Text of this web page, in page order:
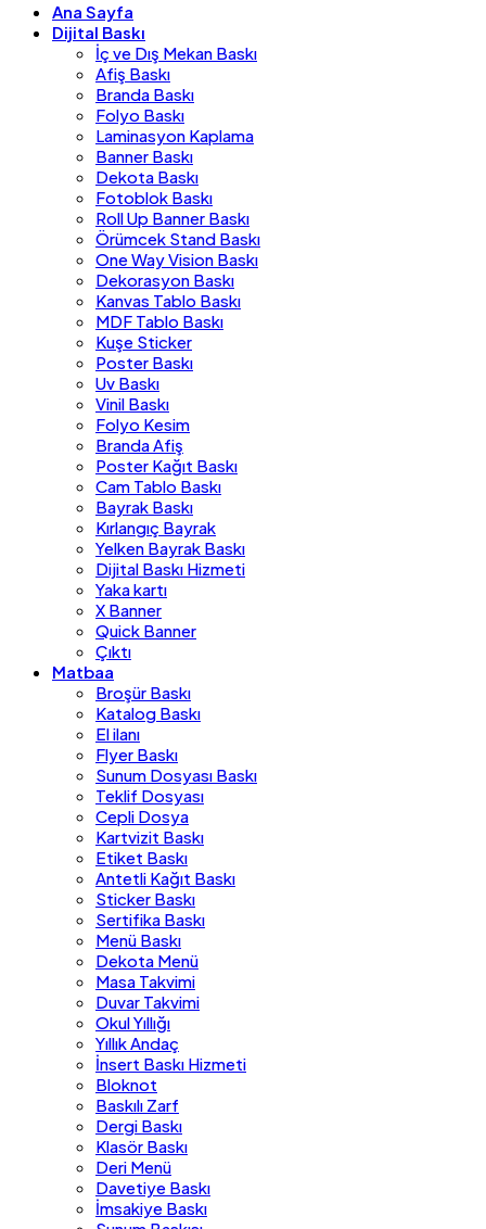
Ana Sayfa
Dijital Baskı
İç ve Dış Mekan Baskı
Afiş Baskı
Branda Baskı
Folyo Baskı
Laminasyon Kaplama
Banner Baskı
Dekota Baskı
Fotoblok Baskı
Roll Up Banner Baskı
Örümcek Stand Baskı
One Way Vision Baskı
Dekorasyon Baskı
Kanvas Tablo Baskı
MDF Tablo Baskı
Kuşe Sticker
Poster Baskı
Uv Baskı
Vinil Baskı
Folyo Kesim
Branda Afiş
Poster Kağıt Baskı
Cam Tablo Baskı
Bayrak Baskı
Kırlangıç Bayrak
Yelken Bayrak Baskı
Dijital Baskı Hizmeti
Yaka kartı
X Banner
Quick Banner
Çıktı
Matbaa
Broşür Baskı
Katalog Baskı
El ilanı
Flyer Baskı
Sunum Dosyası Baskı
Teklif Dosyası
Cepli Dosya
Kartvizit Baskı
Etiket Baskı
Antetli Kağıt Baskı
Sticker Baskı
Sertifika Baskı
Menü Baskı
Dekota Menü
Masa Takvimi
Duvar Takvimi
Okul Yıllığı
Yıllık Andaç
İnsert Baskı Hizmeti
Bloknot
Baskılı Zarf
Dergi Baskı
Klasör Baskı
Deri Menü
Davetiye Baskı
İmsakiye Baskı